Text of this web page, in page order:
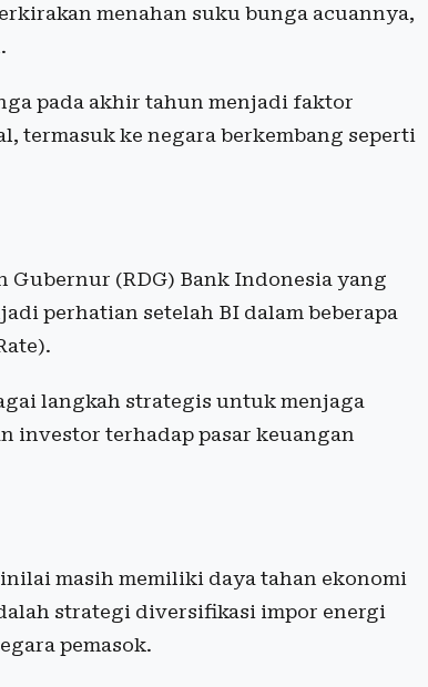
menahan suku bunga acuannya,
pada akhir tahun menjadi faktor
termasuk ke negara berkembang seperti
Gubernur (RDG) Bank Indonesia yang
perhatian setelah BI dalam beberapa
langkah strategis untuk menjaga
investor terhadap pasar keuangan
masih memiliki daya tahan ekonomi
strategi diversifikasi impor energi
pemasok.